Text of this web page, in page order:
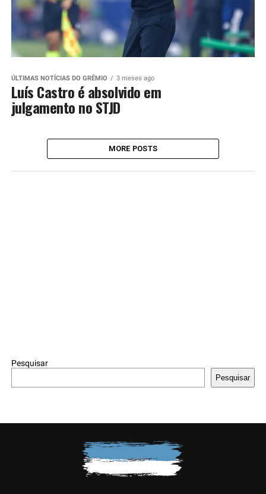
ÚLTIMAS NOTÍCIAS DO GRÊMIO 3 meses ago
Luís Castro é absolvido em
julgamento no STJD
MORE POSTS
Pesquisar
Pesquisar